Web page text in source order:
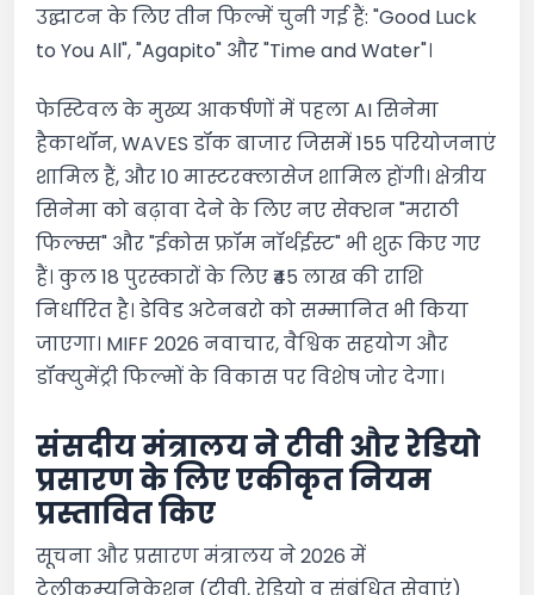
उद्घाटन के लिए तीन फिल्में चुनी गई हैं: "Good Luck
to You All", "Agapito" और "Time and Water"।
फेस्टिवल के मुख्य आकर्षणों में पहला AI सिनेमा
हैकाथॉन, WAVES डॉक बाजार जिसमें 155 परियोजनाएं
शामिल हैं, और 10 मास्टरक्लासेज शामिल होंगी। क्षेत्रीय
सिनेमा को बढ़ावा देने के लिए नए सेक्शन "मराठी
फिल्म्स" और "ईकोस फ्रॉम नॉर्थईस्ट" भी शुरू किए गए
हैं। कुल 18 पुरस्कारों के लिए ₹45 लाख की राशि
निर्धारित है। डेविड अटेनबरो को सम्मानित भी किया
जाएगा। MIFF 2026 नवाचार, वैश्विक सहयोग और
डॉक्युमेंट्री फिल्मों के विकास पर विशेष जोर देगा।
संसदीय मंत्रालय ने टीवी और रेडियो
प्रसारण के लिए एकीकृत नियम
प्रस्तावित किए
सूचना और प्रसारण मंत्रालय ने 2026 में